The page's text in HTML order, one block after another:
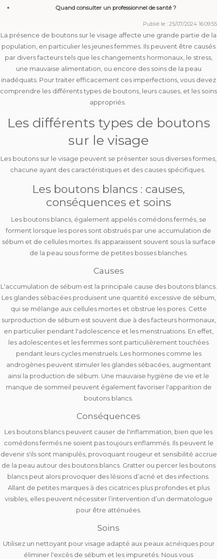
Quand consulter un professionnel de santé ?
Publié le : 25/07/2024 16:09:55
La présence de boutons sur le visage affecte une grande partie de la
population, en particulier les jeunes femmes. Ils peuvent être causés
par divers facteurs tels que les changements hormonaux, le stress,
une mauvaise alimentation, ou encore des soins de la peau
inadéquats. Pour traiter efficacement ces imperfections, vous devez
comprendre les différents types de boutons, leurs causes, et les soins
appropriés.
Les différents types de boutons
sur le visage
Les boutons sur le visage peuvent se présenter sous diverses formes,
chacune ayant des caractéristiques et des causes spécifiques
Les boutons blancs : causes,
conséquences et soins
Les boutons blancs, également appelés comédons fermés, se
forment lorsque les pores sont obstrués par une accumulation de
sébum et de cellules mortes. Ils apparaissent souvent sous la surface
de la peau sous forme de petites bosses blanches.
Causes
L'accumulation de sébum est la principale cause des boutons blancs.
Les glandes sébacées produisent une quantité excessive de sébum,
qui se mélange aux cellules mortes et obstrue les pores. Cette
surproduction de sébum est souvent due à desfacteurs hormonaux,
en particulier pendant l'adolescence et les menstruations. En effet,
les adolescentes et les femmes sont particulièrement touchées
pendant leurs cycles menstruels. Les hormones comme les
androgènes peuvent stimuler les glandes sébacées, augmentant
ainsi la production de sébum. Une mauvaise hygiène de vie et le
manque de sommeil peuvent également favoriser l'apparition de
boutons blancs.
Conséquences
Les boutons blancs peuvent causer de l'inflammation, bien que les
comédons fermés ne soient pas toujours enflammés. Ils peuvent le
devenir s'ils sont manipulés, provoquant rougeur et sensibilité accrue
de la peau autour des boutons blancs. Gratter ou percer les boutons
blancs peut alors provoquer des lésions d’acné et des infections.
Allant de petites marques à des cicatrices plus profondes et plus
visibles, elles peuvent nécessiter l’intervention d’un dermatologue
pour être atténuées.
Soins
Utilisez un nettoyant pour visage adapté aux peaux acnéiques pour
éliminer l'excès de sébum et les impuretés. Nous vous